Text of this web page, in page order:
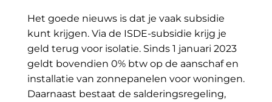
Het goede nieuws is dat je vaak subsidie
kunt krijgen. Via de ISDE-subsidie krijg je
geld terug voor isolatie. Sinds 1 januari 2023
geldt bovendien 0% btw op de aanschaf en
installatie van zonnepanelen voor woningen.
Daarnaast bestaat de salderingsregeling,